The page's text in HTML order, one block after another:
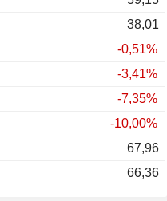
38,01
-0,51%
-3,41%
-7,35%
-10,00%
67,96
66,36